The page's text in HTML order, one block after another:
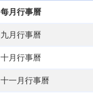
每月行事曆
九月行事曆
十月行事曆
十一月行事曆